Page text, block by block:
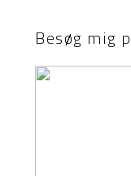
Besøg mig